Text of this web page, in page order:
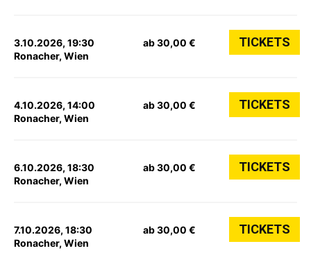
3.10.2026, 19:30
Ronacher, Wien
ab 30,00 € TICKETS
4.10.2026, 14:00
Ronacher, Wien
ab 30,00 € TICKETS
6.10.2026, 18:30
Ronacher, Wien
ab 30,00 € TICKETS
7.10.2026, 18:30
Ronacher, Wien
ab 30,00 € TICKETS